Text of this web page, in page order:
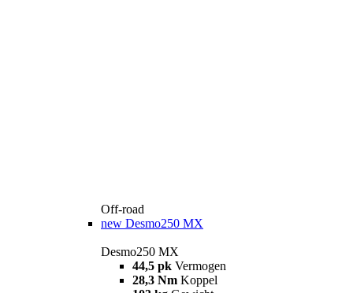
Off-road
new Desmo250 MX
Desmo250 MX
44,5 pk Vermogen
28,3 Nm Koppel